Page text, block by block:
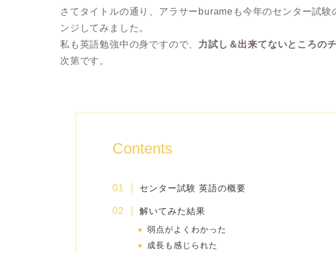
さてタイトルの通り、アラサーburameも今年のセンター試験
ンジしてみました。
私も英語勉強中の身ですので、 力試し＆出来てないところの
次第です。
Contents
センター試験 英語の概要
解いてみた結果
弱点がよくわかった
成長も感じられた